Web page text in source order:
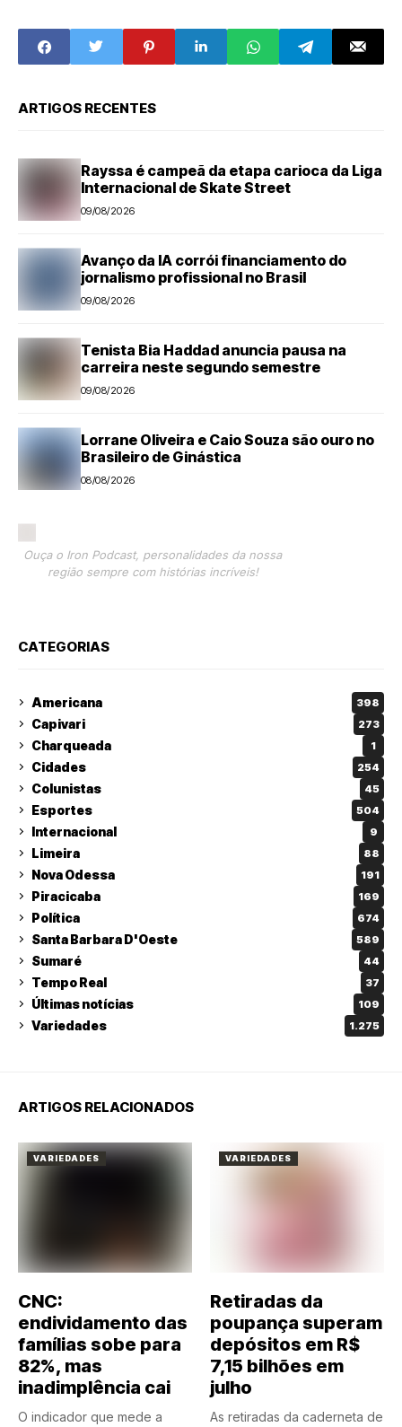
durante
entrevista
ARTIGOS RECENTES
Rayssa é campeã da etapa carioca da Liga
Internacional de Skate Street
09/08/2026
Avanço da IA corrói financiamento do
jornalismo profissional no Brasil
09/08/2026
Tenista Bia Haddad anuncia pausa na
carreira neste segundo semestre
09/08/2026
Lorrane Oliveira e Caio Souza são ouro no
Brasileiro de Ginástica
08/08/2026
Ouça o Iron Podcast, personalidades da nossa
região sempre com histórias incríveis!
CATEGORIAS
Americana 398
Capivari 273
Charqueada 1
Cidades 254
Colunistas 45
Esportes 504
Internacional 9
Limeira 88
Nova Odessa 191
Piracicaba 169
Política 674
Santa Barbara D'Oeste 589
Sumaré 44
Tempo Real 37
Últimas notícias 109
Variedades 1.275
ARTIGOS RELACIONADOS
VARIEDADES
CNC:
endividamento das
famílias sobe para
82%, mas
inadimplência cai
O indicador que mede a
VARIEDADES
Retiradas da
poupança superam
depósitos em R$
7,15 bilhões em
julho
As retiradas da caderneta de